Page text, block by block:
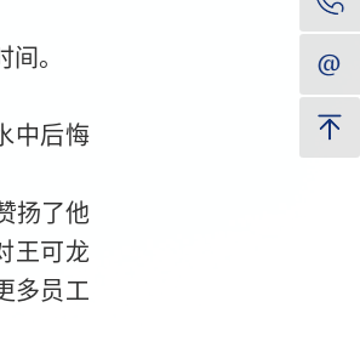
。
中后悔
扬了他
王可龙
多员工